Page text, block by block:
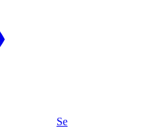
Se